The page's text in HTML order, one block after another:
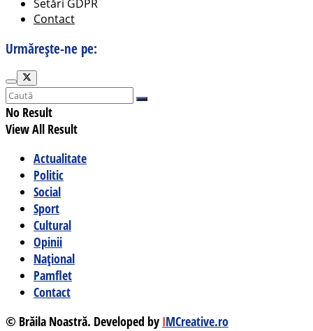
Setări GDPR
Contact
Urmărește-ne pe:
No Result
View All Result
Actualitate
Politic
Social
Sport
Cultural
Opinii
Național
Pamflet
Contact
© Brăila Noastră. Developed by IMCreative.ro